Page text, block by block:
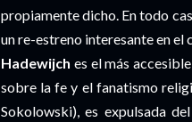
propiamente dicho. En todo
un re-estreno interesante en el
Hadewijch es el más
sobre la fe y el fanatismo
Sokolowski), es expulsada